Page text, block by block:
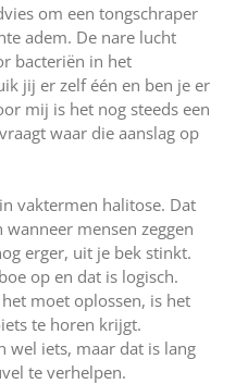
om een tongschraper
adem. De nare lucht
bacteriën in het
jij er zelf één en ben je er
mij is het nog steeds een
waar die aanslag op
vaktermen halitose. Dat
mensen zeggen
erger, uit je bek stinkt.
op en dat is logisch.
moet oplossen, is het
te horen krijgt.
wel iets, maar dat is lang
te verhelpen.